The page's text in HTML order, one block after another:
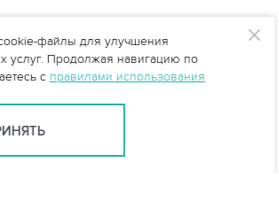
файлы для улучшения
услуг. Продолжая навигацию по
с правилами использования